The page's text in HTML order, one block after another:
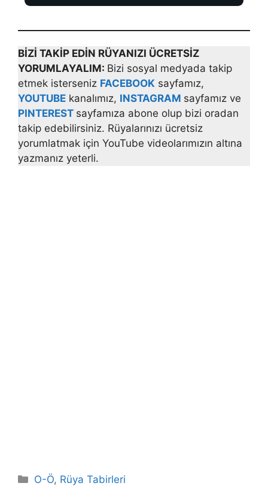
BİZİ TAKİP EDİN RÜYANIZI ÜCRETSİZ
YORUMLAYALIM: Bizi sosyal medyada takip
etmek isterseniz FACEBOOK sayfamız,
YOUTUBE kanalımız, INSTAGRAM sayfamız ve
PINTEREST sayfamıza abone olup bizi oradan
takip edebilirsiniz. Rüyalarınızı ücretsiz
yorumlatmak için YouTube videolarımızın altına
yazmanız yeterli.
Kategoriler
O-Ö, Rüya Tabirleri